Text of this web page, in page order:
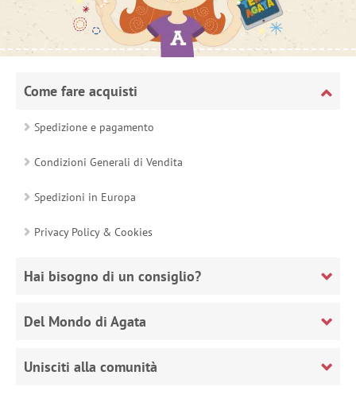
Come fare acquisti
Spedizione e pagamento
Condizioni Generali di Vendita
Spedizioni in Europa
Privacy Policy & Cookies
Hai bisogno di un consiglio?
Del Mondo di Agata
Unisciti alla comunità